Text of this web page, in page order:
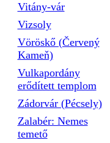
Vitány-vár
Vizsoly
Vöröskő (Červený
Kameň)
Vulkapordány
erődített templom
Zádorvár (Pécsely)
Zalabér: Nemes
temető